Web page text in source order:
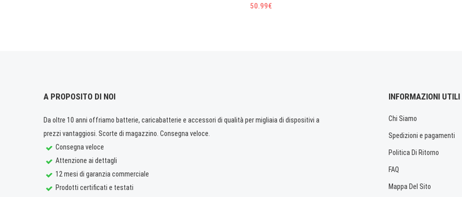
50.99€
A PROPOSITO DI NOI
Da oltre 10 anni offriamo batterie, caricabatterie e accessori di qualità per migliaia di dispositivi a
prezzi vantaggiosi. Scorte di magazzino. Consegna veloce.
Consegna veloce
Attenzione ai dettagli
12 mesi di garanzia commerciale
Prodotti certificati e testati
INFORMAZIONI UTILI
Chi Siamo
Spedizioni e pagamenti
Politica Di Ritorno
FAQ
Mappa Del Sito